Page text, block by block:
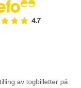
av togbilletter på